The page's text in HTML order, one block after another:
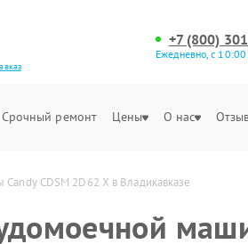
+7 (800)
Ежедневно, с
Срочный ремонт Цены О нас
CDSM 2D62 X в Владикавказе